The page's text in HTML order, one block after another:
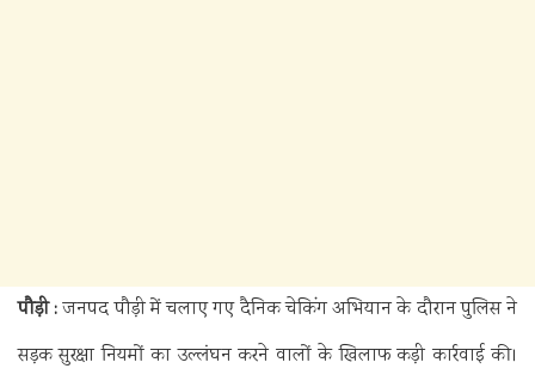
पौड़ी :जनपद पौड़ी में चलाए गए दैनिक चेकिंग अभियान के दौरान पुलिस ने
सड़क सुरक्षा नियमों का उल्लंघन करने वालों के खिलाफ कड़ी कार्रवाई की।